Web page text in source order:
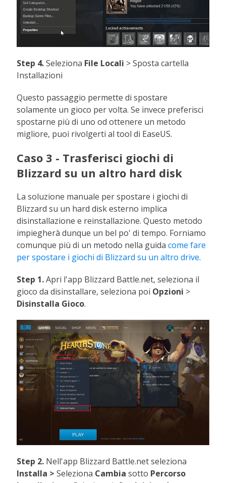
Step 4.Seleziona File Locali > Sposta cartella
Installazioni
Questo passaggio permette di spostare
solamente un gioco per volta. Se invece preferisci
spostarne più di uno od ottenere un metodo
migliore, puoi rivolgerti al tool di EaseUS.
Caso 3 - Trasferisci giochi di
Blizzard su un altro hard disk
La soluzione manuale per spostare i giochi di
Blizzard su un hard disk esterno implica
disinstallazione e reinstallazione. Questo metodo
impiegherà dunque un bel po' di tempo. Forniamo
comunque più di un metodo nella guidacome fare
per spostare i giochi di Blizzard su un altro drive.
Step 1.Apri l'app Blizzard Battle.net, seleziona il
gioco da disinstallare, seleziona poi Opzioni >
Disinstalla Gioco.
Step 2. Nell'app Blizzard Battle.net seleziona
Installa >Seleziona Cambiasotto Percorso